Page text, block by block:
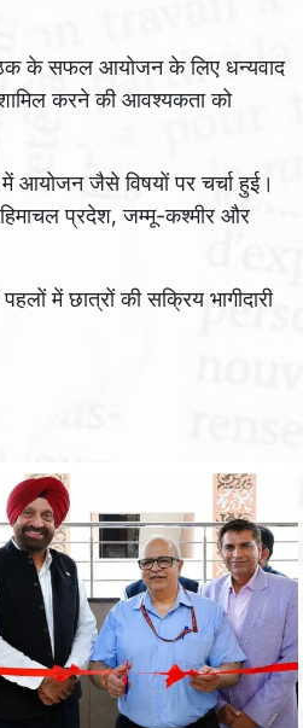
बैठक के सफल आयोजन के लिए धन्यवाद
करने की आवश्यकता को
में आयोजन जैसे विषयों पर चर्चा हुई।
प्रदेश, जम्मू-कश्मीर और
में छात्रों की सक्रिय भागीदारी